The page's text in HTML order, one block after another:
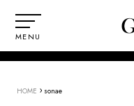
MENU
HOME › sonae